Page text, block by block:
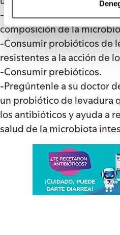
-Llevar una dieta rica en
composición de la
-Consumir probióticos de
resistentes a la acción de
-Consumir prebióticos.
-Pregúntenle a su doctor
un probiótico de levadura
los antibióticos y ayuda a
salud de la microbiota